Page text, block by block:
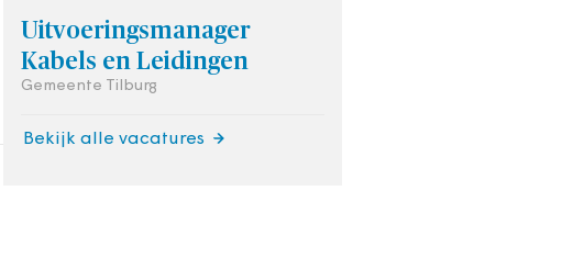
Uitvoeringsmanager
Kabels en Leidingen
Gemeente Tilburg
Bekijk alle vacatures